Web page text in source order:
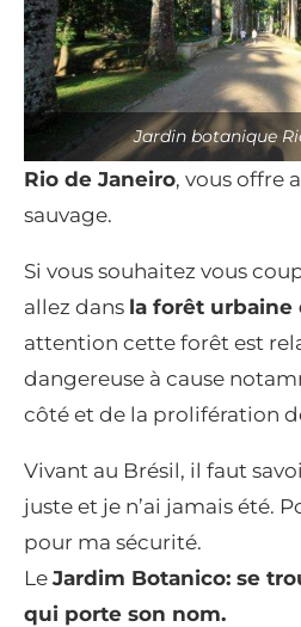
Jardin botanique
Rio de Janeiro, vous offre
sauvage.
Si vous souhaitez vous
allez dans la forêt urbaine
attention cette forêt est
dangereuse à cause
côté et de la prolifération
Vivant au Brésil, il faut
juste et je n’ai jamais été.
pour ma sécurité.
Le Jardim Botanico: se
qui porte son nom.